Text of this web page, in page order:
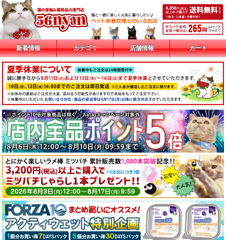
新着情報 カテゴリ 店舗情報 カート